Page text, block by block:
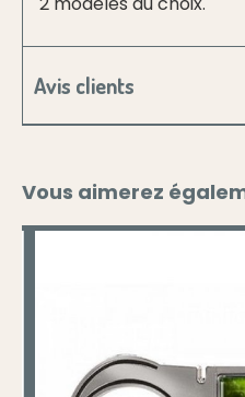
Avis clients
Vous aimerez